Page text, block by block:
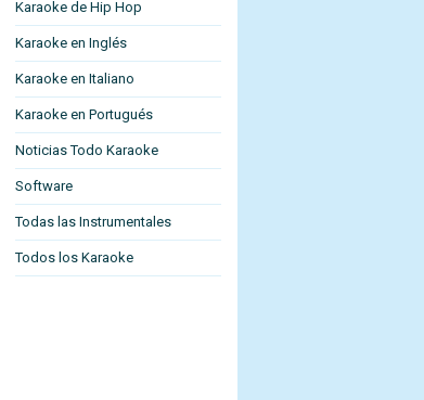
Karaoke de Hip Hop
Karaoke en Inglés
Karaoke en Italiano
Karaoke en Portugués
Noticias Todo Karaoke
Software
Todas las Instrumentales
Todos los Karaoke